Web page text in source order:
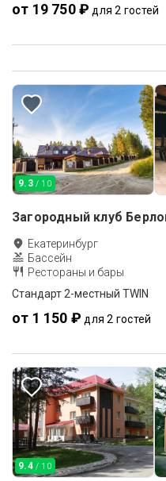
от 19 750 ₽ для 2 гостей
9.3 / 10
Загородный клуб
Екатеринбург
Бассейн
Рестораны и бары
Стандарт 2-местный TWIN
от 1 150 ₽ для 2 гостей
9.4 / 10